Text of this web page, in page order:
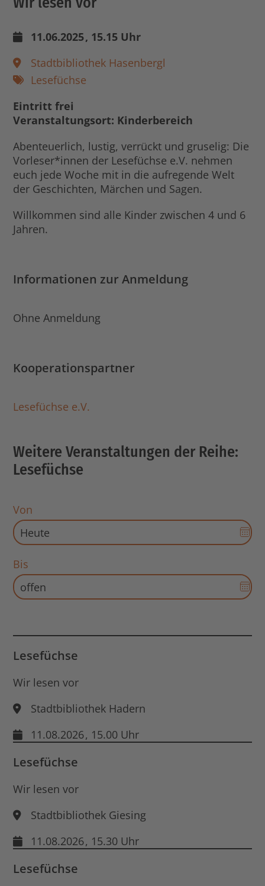
11.06.2025, 15.15 Uhr
Stadtbibliothek Hasenbergl
Lesefüchse
Eintritt frei
Veranstaltungsort: Kinderbereich
Abenteuerlich, lustig, verrückt und gruselig: Die
Vorleser*innen der Lesefüchse e.V. nehmen
euch jede Woche mit in die aufregende Welt
der Geschichten, Märchen und Sagen.
Willkommen sind alle Kinder zwischen 4 und 6
Jahren.
Informationen zur Anmeldung
Ohne Anmeldung
Kooperationspartner
Lesefüchse e.V.
Weitere Veranstaltungen der Reihe:
Lesefüchse
Von
Bis
Lesefüchse
Wir lesen vor
Stadtbibliothek Hadern
11.08.2026, 15.00 Uhr
Lesefüchse
Wir lesen vor
Stadtbibliothek Giesing
11.08.2026, 15.30 Uhr
Lesefüchse